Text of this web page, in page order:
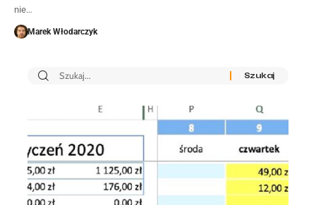
nie…
Marek Włodarczyk